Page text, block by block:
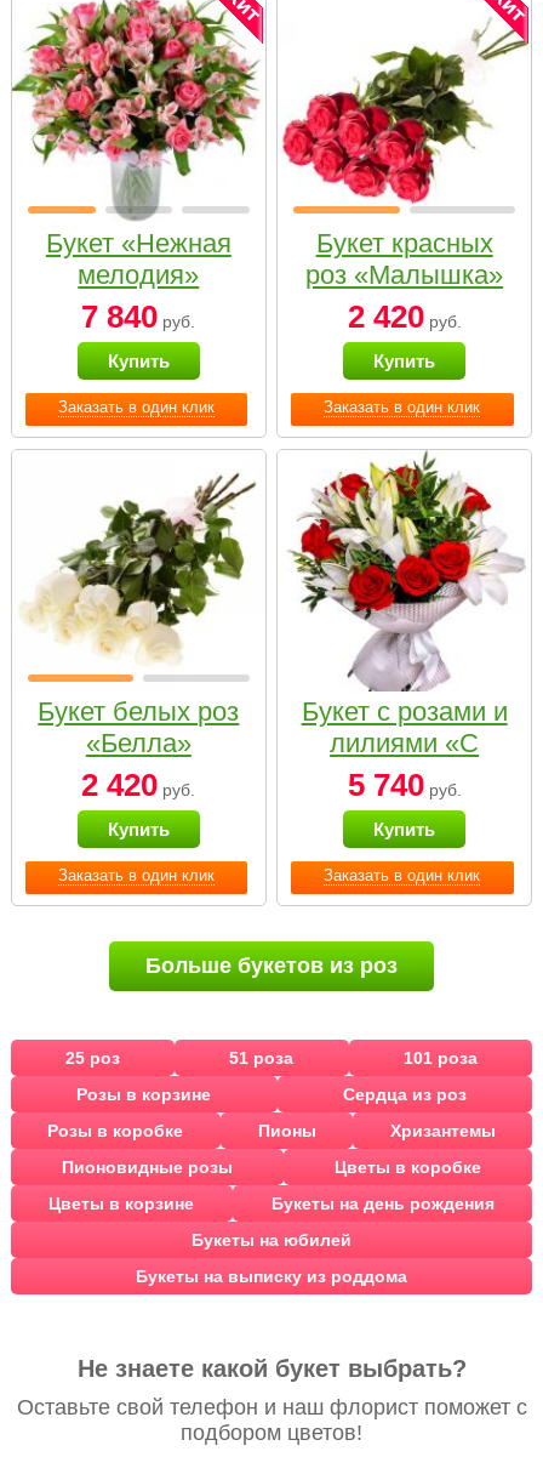
Заказать в один клик
Букет «Нежная
мелодия»
7 840 руб.
Купить
Заказать в один клик
Букет красных
роз «Малышка»
2 420руб.
Купить
Заказать в один клик
Букет белых роз
«Белла»
2 420 руб.
Купить
Заказать в один клик
Букет с розами и
лилиями «С
наилучшими
пожеланиями»
5 740руб.
Купить
Больше букетов из роз
25 роз 51 роза
101 роза
Розы в корзине
Сердца из роз
Розы в коробке
Пионы
Хризантемы
Пионовидные розы
Цветы в коробке
Цветы в корзине
Букеты на день рождения
Букеты на юбилей
Букеты на выписку из роддома
Не знаете какой букет выбрать?
Оставьте свой телефон и наш флорист поможет с
подбором цветов!